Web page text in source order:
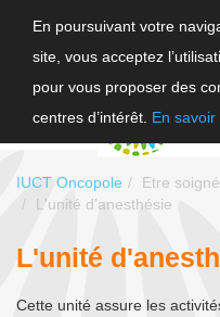
En poursuivant votre
site, vous acceptez
pour vous proposer des
centres d’intérêt. En
IUCT Oncopole Etre soigné
L'unité d'anesthésie
L'unité
Cette unité assure les